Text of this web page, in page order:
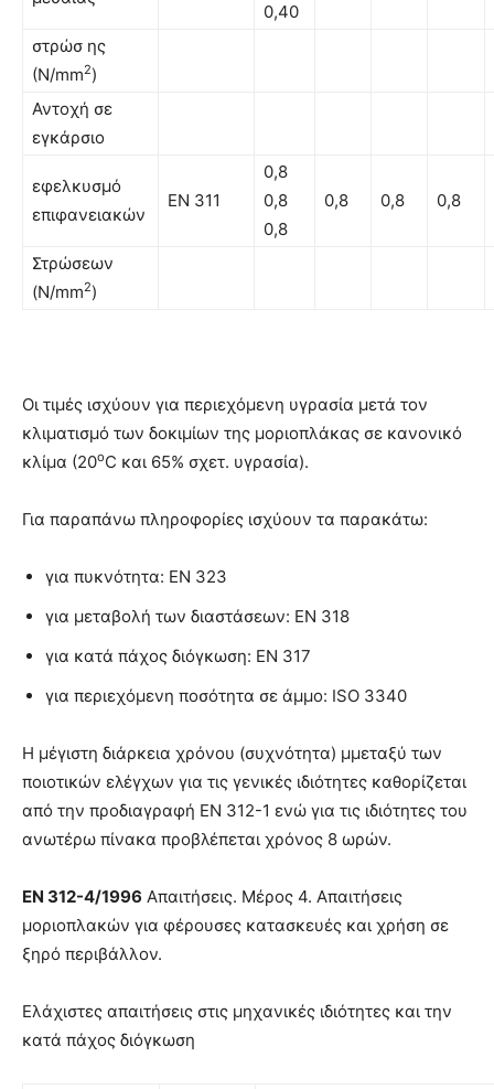
0,40
στρώσ ης
(Ν/mm2)
Αντοχή σε
εγκάρσιο
εφελκυσµό
επιφανειακών
EN 311
0,8
0,8
0,8
0,8 0,8 0,8
Στρώσεων
(N/mm2)
Οι τιμές ισχύουν για περιεχόμενη υγρασία µετά τον
κλιματισμό των δοκιμίων της µοριοπλάκας σε κανονικό
κλίμα (20oC και 65% σχετ. υγρασία).
Για παραπάνω πληροφορίες ισχύουν τα παρακάτω:
για πυκνότητα: ΕΝ 323
για μεταβολή των διαστάσεων: ΕΝ 318
για κατά πάχος διόγκωση: ΕΝ 317
για περιεχόμενη ποσότητα σε άµµο: ISO 3340
H μέγιστη διάρκεια χρόνου (συχνότητα) µμεταξύ των
ποιοτικών ελέγχων για τις γενικές ιδιότητες καθορίζεται
από την προδιαγραφή ΕΝ 312-1 ενώ για τις ιδιότητες του
ανωτέρω πίνακα προβλέπεται χρόνος 8 ωρών.
EN 312-4/1996 Απαιτήσεις. Μέρος 4. Απαιτήσεις
µοριοπλακών για φέρουσες κατασκευές και χρήση σε
ξηρό περιβάλλον.
Ελάχιστες απαιτήσεις στις μηχανικές ιδιότητες και την
κατά πάχος διόγκωση